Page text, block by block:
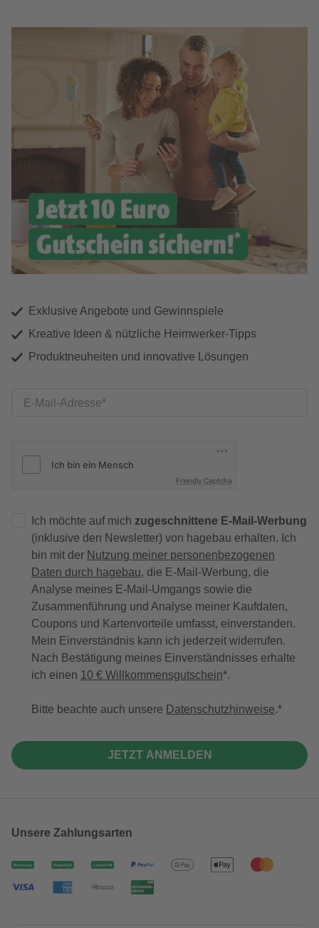
Exklusive Angebote und Gewinnspiele
Kreative Ideen & nützliche Heimwerker-Tipps
Produktneuheiten und innovative Lösungen
E-Mail-Adresse
Friendly Captcha
Ich möchte auf mich zugeschnittene E-Mail-Werbung
(inklusive den Newsletter) von hagebau erhalten. Ich
bin mit der Nutzung meiner personenbezogenen
Daten durch hagebau, die E-Mail-Werbung, die
Analyse meines E-Mail-Umgangs sowie die
Zusammenführung und Analyse meiner Kaufdaten,
Coupons und Kartenvorteile umfasst, einverstanden.
Mein Einverständnis kann ich jederzeit widerrufen.
Nach Bestätigung meines Einverständnisses erhalte
ich einen 10 € Willkommensgutschein*.
Bitte beachte auch unsere Datenschutzhinweise.
JETZT ANMELDEN
Unsere Zahlungsarten